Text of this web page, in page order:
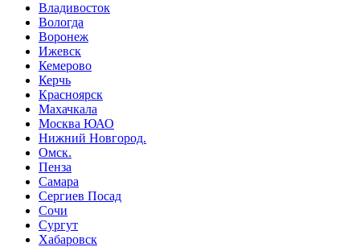
Владивосток
Вологда
Воронеж
Ижевск
Кемерово
Керчь
Красноярск
Махачкала
Москва ЮАО
Нижний Новгород.
Омск.
Пенза
Самара
Сергиев Посад
Сочи
Сургут
Хабаровск